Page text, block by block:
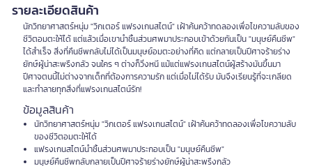
รายละเอียดสินค้า
นักวิทยาศาสตร์หนุ่ม "วิกเตอร์ แฟรงเกนสไตน์" เฝ้าค้นคว้าทดลองเพื่อไขความลับของ
ชีวิตอมตะให้ได้ แต่แล้วเมื่อเขานำชิ้นส่วนศพมาประกอบเข้าด้วยกันเป็น "มนุษย์คืนชีพ"
ได้สำเร็จ สิ่งที่คืนชีพกลับไม่ได้เป็นมนุษย์อมตะอย่างที่คิด แต่กลายเป็นปีศาจร้ายร่าง
ยักษ์ผู้น่าสะพรึงกลัว จนใคร ๆ ต่างก็วิ่งหนี แม้แต่แฟรงเกนสไตน์ผู้สร้างมันขึ้นมา
ปีศาจตนนี้ไม่ต่างจากเด็กที่ต้องการความรัก แต่เมื่อไม่ได้รับ มันจึงเรียนรู้ที่จะเกลียด
และทำลายทุกสิ่งที่แฟรงเกนสไตน์รัก!
ข้อมูลสินค้า
นักวิทยาศาสตร์หนุ่ม "วิกเตอร์ แฟรงเกนสไตน์" เฝ้าค้นคว้าทดลองเพื่อไขความลับ
ของชีวิตอมตะให้ได้
แฟรงเกนสไตน์นำชิ้นส่วนศพมาประกอบเป็น "มนุษย์คืนชีพ"
มนุษย์คืนชีพกลับกลายเป็นปีศาจร้ายร่างยักษ์ผู้น่าสะพรึงกลัว